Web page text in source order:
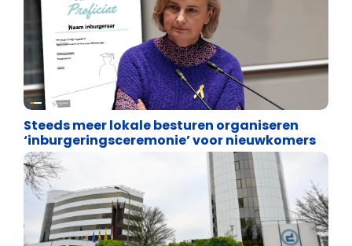
Binnenland politiek
Steeds meer lokale besturen organiseren
‘inburgeringsceremonie’ voor nieuwkomers